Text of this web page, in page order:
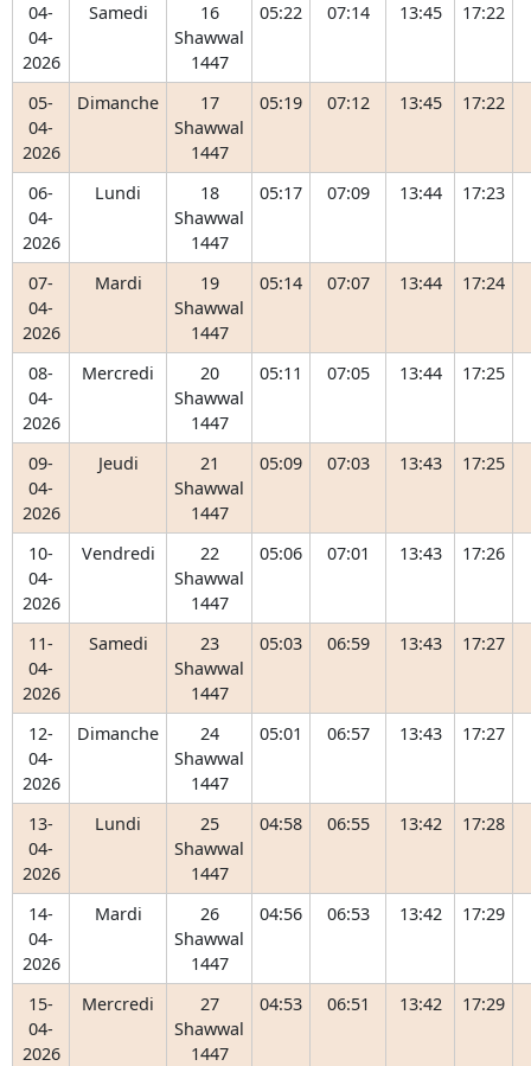
04-
04-
2026
Samedi
16
Shawwal
1447
05:22 07:14 13:45 17:22
05-
04-
2026
Dimanche
17
Shawwal
1447
05:19 07:12 13:45 17:22
06-
04-
2026
Lundi
18
Shawwal
1447
05:17 07:09 13:44 17:23
07-
04-
2026
Mardi
19
Shawwal
1447
05:14 07:07 13:44 17:24
08-
04-
2026
Mercredi
20
Shawwal
1447
05:11 07:05 13:44 17:25
09-
04-
2026
Jeudi
21
Shawwal
1447
05:09 07:03 13:43 17:25
10-
04-
2026
Vendredi
22
Shawwal
1447
05:06 07:01 13:43 17:26
11-
04-
2026
Samedi
23
Shawwal
1447
05:03 06:59 13:43 17:27
12-
04-
2026
Dimanche
24
Shawwal
1447
05:01 06:57 13:43 17:27
13-
04-
2026
Lundi
25
Shawwal
1447
04:58 06:55 13:42 17:28
14-
04-
2026
Mardi
26
Shawwal
1447
04:56 06:53 13:42 17:29
15-
04-
2026
Mercredi
27
Shawwal
1447
04:53 06:51 13:42 17:29